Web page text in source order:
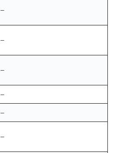
–
–
–
–
–
–